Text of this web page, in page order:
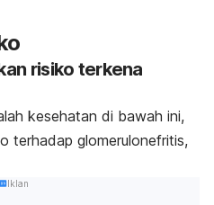
risiko terkena
kesehatan di bawah ini,
terhadap glomerulonefritis,
Iklan